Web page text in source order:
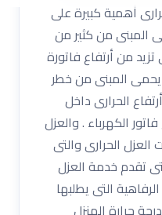
أهمية كبيرة على
المبنى من كثير من
تزيد من أرتفاع فاتورة
يحمى المبنى من خطر
الحرارى داخل
الكهرباء . والعزل
العزل الحرارى والتى
تقدم خدمة العزل
التى يطلبها